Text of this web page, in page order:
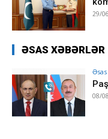
29/
ƏSAS XƏBƏRLƏR
08/